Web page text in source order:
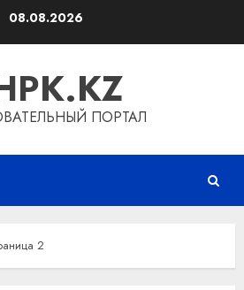
08.08.2026
ПОРТАЛ
2